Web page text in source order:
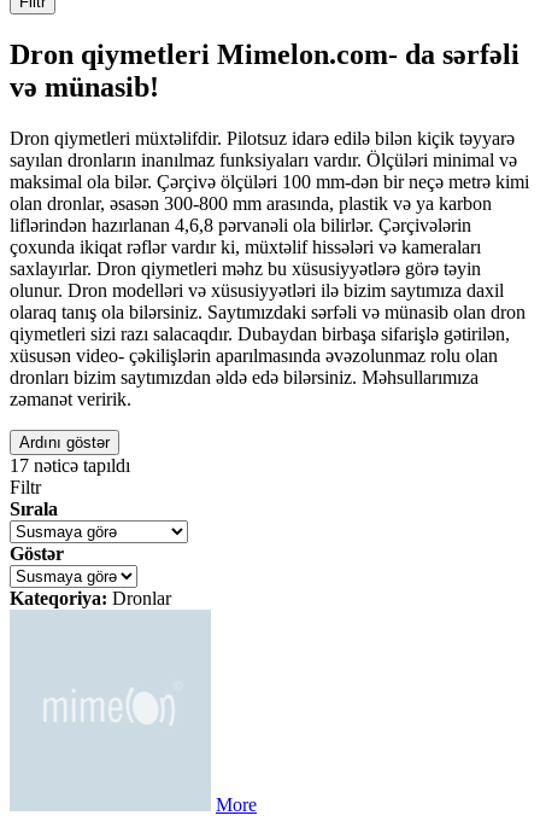
Dron qiymetleri Mimelon.com- da sərfəli
və münasib!
Dron qiymetleri müxtəlifdir. Pilotsuz idarə edilə bilən kiçik təyyarə
sayılan dronların inanılmaz funksiyaları vardır. Ölçüləri minimal və
maksimal ola bilər. Çərçivə ölçüləri 100 mm-dən bir neçə metrə kimi
olan dronlar, əsasən 300-800 mm arasında, plastik və ya karbon
liflərindən hazırlanan 4,6,8 pərvanəli ola bilirlər. Çərçivələrin
çoxunda ikiqat rəflər vardır ki, müxtəlif hissələri və kameraları
saxlayırlar. Dron qiymetleri məhz bu xüsusiyyətlərə görə təyin
olunur. Dron modelləri və xüsusiyyətləri ilə bizim saytımıza daxil
olaraq tanış ola bilərsiniz. Saytımızdaki sərfəli və münasib olan dron
qiymetleri sizi razı salacaqdır. Dubaydan birbaşa sifarişlə gətirilən,
xüsusən video- çəkilişlərin aparılmasında əvəzolunmaz rolu olan
dronları bizim saytımızdan əldə edə bilərsiniz. Məhsullarımıza
zəmanət veririk.
Ardını göstər
17 nəticə tapıldı
Filtr
Sırala
Göstər
Kateqoriya: Dronlar
More